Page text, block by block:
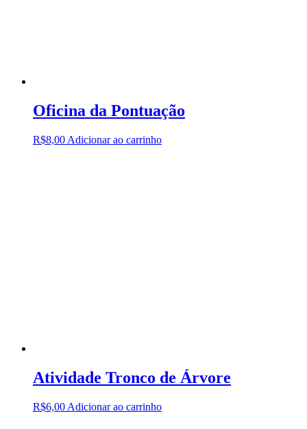
Oficina da Pontuação
R$8,00 Adicionar ao carrinho
Atividade Tronco de Árvore
R$6,00 Adicionar ao carrinho